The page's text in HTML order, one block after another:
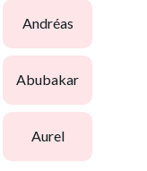
andréas
abubakar
aurel